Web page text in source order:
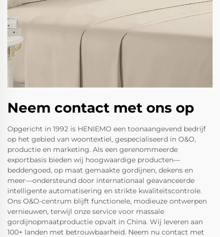
Neem contact met ons op
Opgericht in 1992 is HENIEMO een toonaangevend bedrijf
op het gebied van woontextiel, gespecialiseerd in O&O,
productie en marketing. Als een gerenommeerde
exportbasis bieden wij hoogwaardige producten—
beddengoed, op maat gemaakte gordijnen, dekens en
meer—ondersteund door internationaal geavanceerde
intelligente automatisering en strikte kwaliteitscontrole.
Ons O&O-centrum blijft functionele, modieuze ontwerpen
vernieuwen, terwijl onze service voor massale
gordijnopmaatproductie opvalt in China. Wij leveren aan
100+ landen met betrouwbaarheid. Neem nu contact met